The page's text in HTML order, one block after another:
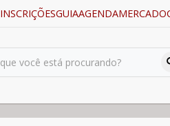
INSCRIÇÕESGUIAAGENDAMERCADO